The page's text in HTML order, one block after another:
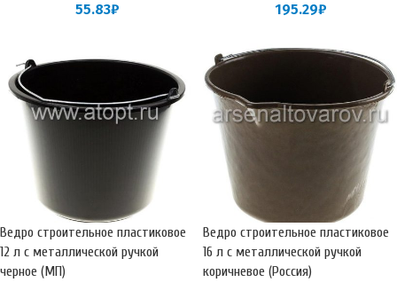
55.83₽ 195.29₽
Ведро строительное пластиковое
12 л с металлической ручкой
черное (МП)
Ведро строительное пластиковое
16 л с металлической ручкой
коричневое (Россия)